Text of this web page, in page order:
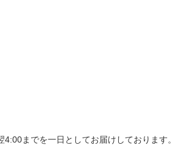
までを一日としてお届けしております。